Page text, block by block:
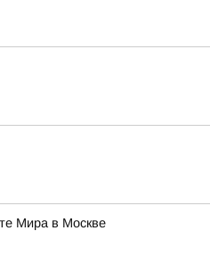
Мира в Москве